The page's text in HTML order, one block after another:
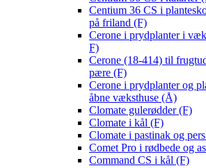
Centium 36 CS i
på friland (F)
Cerone i prydplanter i
F)
Cerone (18-414) til
pære (F)
Cerone i prydplanter og
åbne væksthuse (Å)
Clomate gulerødder (F)
Clomate i kål (F)
Clomate i pastinak og
Comet Pro i rødbede og
Command CS i kål (F)